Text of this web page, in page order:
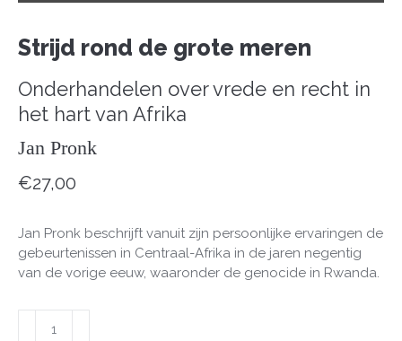
Strijd rond de grote meren
Onderhandelen over vrede en recht in
het hart van Afrika
Jan Pronk
€27,00
Jan Pronk beschrijft vanuit zijn persoonlijke ervaringen de
gebeurtenissen in Centraal-Afrika in de jaren negentig
van de vorige eeuw, waaronder de genocide in Rwanda.